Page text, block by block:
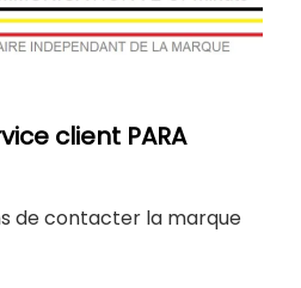
client PARA
de contacter la marque